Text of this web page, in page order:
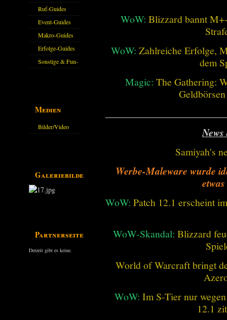
Haustiere
Guide
Ruf-Guides
Event-Guides
Makro-Guides
Erfolge-Guides
Sonstige & Fun-
Medien
Bilder/Video
Galeriebilder
Partnerseiten
Derzeit gibt es keine.
WoW: Blizzard bannt
WoW: Zahlreiche Erfolge,
dem
Magic: The Gathering:
Samiyah's
Werbe-Maleware wurde
WoW: Patch 12.1 erscheint
WoW-Skandal: Blizzard
World of Warcraft bringt
WoW: Im S-Tier nur
12.1